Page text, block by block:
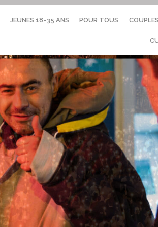
JEUNES 18-35 ANS POUR TOUS COUPLES